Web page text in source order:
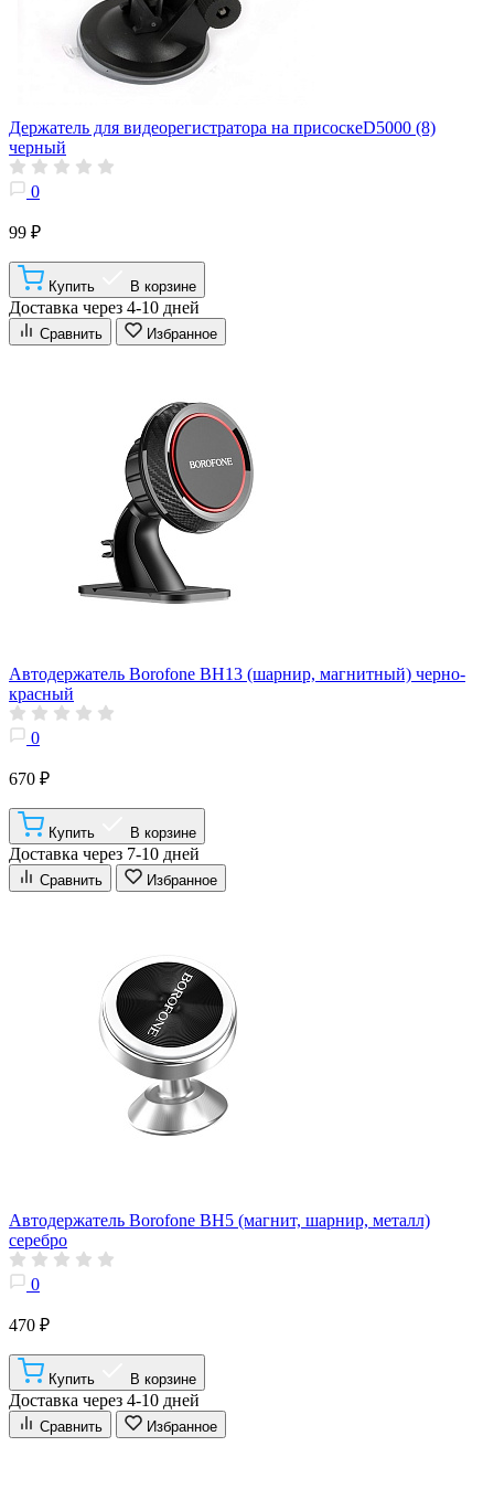
Держатель для видеорегистратора на присоскеD5000 (8)
черный
0
99 ₽
Купить В корзине
Доставка через 4-10 дней
Сравнить Избранное
Автодержатель Borofone BH13 (шарнир, магнитный) черно-
красный
0
670 ₽
Купить В корзине
Доставка через 7-10 дней
Сравнить Избранное
Автодержатель Borofone BH5 (магнит, шарнир, металл)
серебро
0
470 ₽
Купить В корзине
Доставка через 4-10 дней
Сравнить Избранное